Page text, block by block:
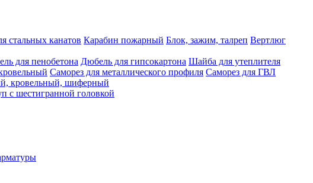
стальных канатов Карабин пожарный Блок, зажим, талреп Вертлюг
для пенобетона Дюбель для гипсокартона Шайба для утеплителя
Саморез для металлического профиля Саморез для ГВЛ
кровельный, шиферный
с шестигранной головкой